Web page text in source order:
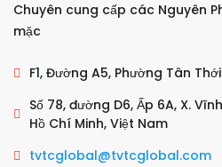
Chuyên cung cấp các Nguyên
mặc
F1, Đường A5, Phường Tân Thới
Số 78, đường D6, Ấp 6A, X.
Hồ Chí Minh, Việt Nam
tvtcglobal@tvtcglobal.com